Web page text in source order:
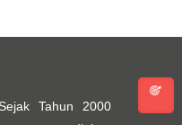
Tahun 2000